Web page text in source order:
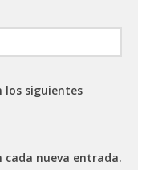
los siguientes
cada nueva entrada.